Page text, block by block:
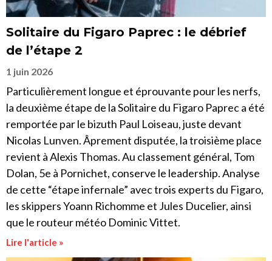
Solitaire du Figaro Paprec : le débrief
de l’étape 2
1 juin 2026
Particulièrement longue et éprouvante pour les nerfs,
la deuxième étape de la Solitaire du Figaro Paprec a été
remportée par le bizuth Paul Loiseau, juste devant
Nicolas Lunven. Âprement disputée, la troisième place
revient à Alexis Thomas. Au classement général, Tom
Dolan, 5e à Pornichet, conserve le leadership. Analyse
de cette “étape infernale” avec trois experts du Figaro,
les skippers Yoann Richomme et Jules Ducelier, ainsi
que le routeur météo Dominic Vittet.
Lire l'article »